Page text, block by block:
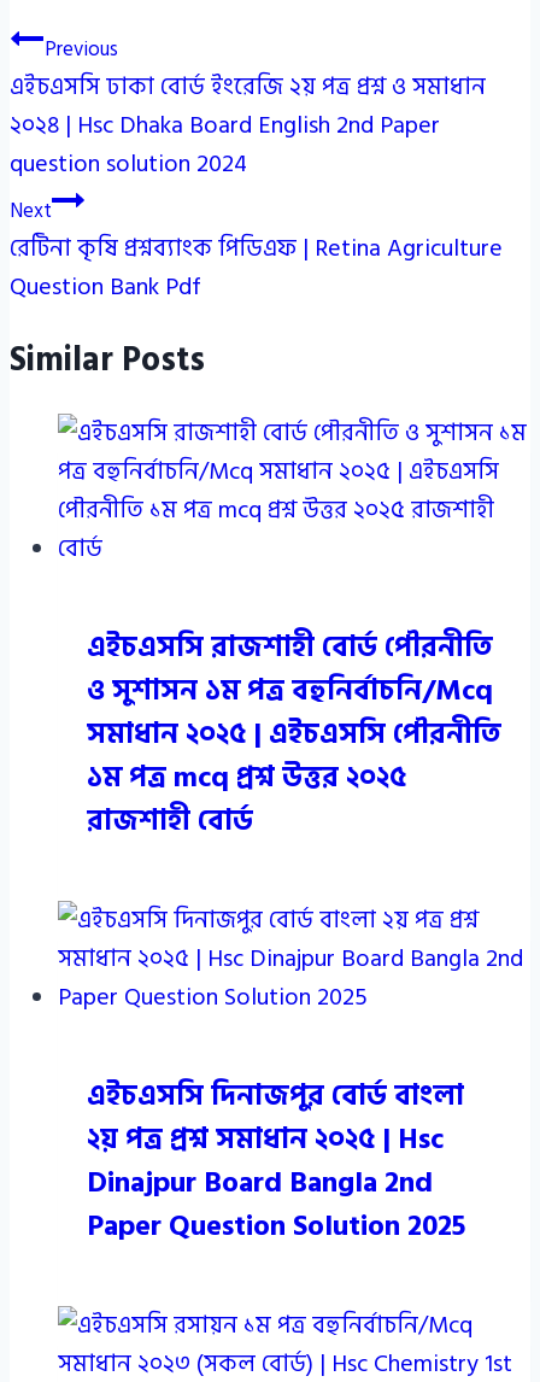
Post
navigation
Previous
এইচএসসি ঢাকা বোর্ড ইংরেজি ২য় পত্র প্রশ্ন ও সমাধান
২০২৪ | Hsc Dhaka Board English 2nd Paper
question solution 2024
Next
রেটিনা কৃষি প্রশ্নব্যাংক পিডিএফ | Retina Agriculture
Question Bank Pdf
Similar Posts
এইচএসসি রাজশাহী বোর্ড পৌরনীতি
ও সুশাসন ১ম পত্র বহুনির্বাচনি/Mcq
সমাধান ২০২৫ | এইচএসসি পৌরনীতি
১ম পত্র mcq প্রশ্ন উত্তর ২০২৫
রাজশাহী বোর্ড
এইচএসসি দিনাজপুর বোর্ড বাংলা
২য় পত্র প্রশ্ন সমাধান ২০২৫ | Hsc
Dinajpur Board Bangla 2nd
Paper Question Solution 2025